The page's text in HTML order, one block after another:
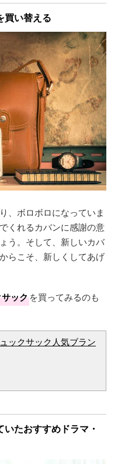
買い替える
、ボロボロになっていま
くれるカバンに感謝の意
う。そして、新しいカバ
らこそ、新しくしてあげ
ックを買ってみるのも
ックサック人気ブラン
たおすすめドラマ・